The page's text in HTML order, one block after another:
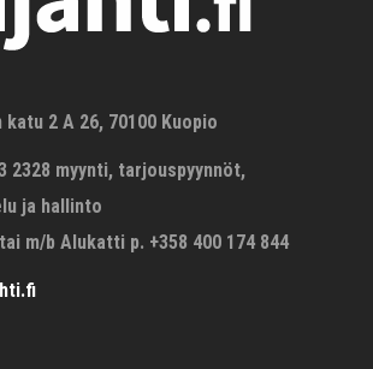
katu 2 A 26, 70100 Kuopio
2328 myynti, tarjouspyynnöt,
ja hallinto
m/b Alukatti p. +358 400 174 844